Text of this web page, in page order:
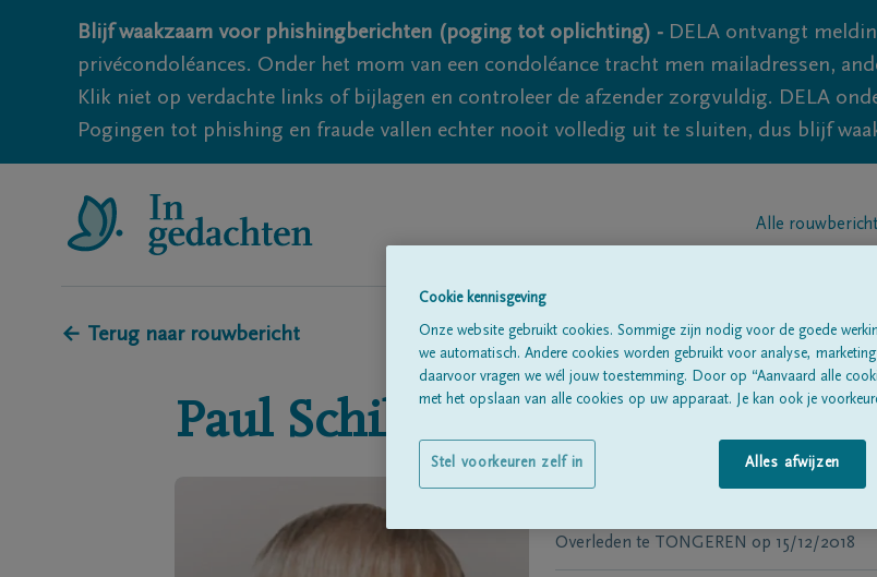
Blijf waakzaam voor phishingberichten (poging tot oplichting) - DELA ontvangt
privécondoléances. Onder het mom van een condoléance tracht men mailadressen,
Klik niet op verdachte links of bijlagen en controleer de afzender zorgvuldig. DELA
Pogingen tot phishing en fraude vallen echter nooit volledig uit te sluiten, dus blijf
Alle
← Terug naar rouwbericht
Paul Schils
Geboren te op 23/08/1934
Overleden te TONGEREN op 15/12/2018
Cookie kennisgeving
Onze website gebruikt cookies. Sommige zijn nodig voor de goede
we automatisch. Andere cookies worden gebruikt voor analyse,
daarvoor vragen we wél jouw toestemming. Door op “Aanvaard alle
met het opslaan van alle cookies op uw apparaat. Je kan ook je
Alles afwijzen
Stel voorkeuren zelf in